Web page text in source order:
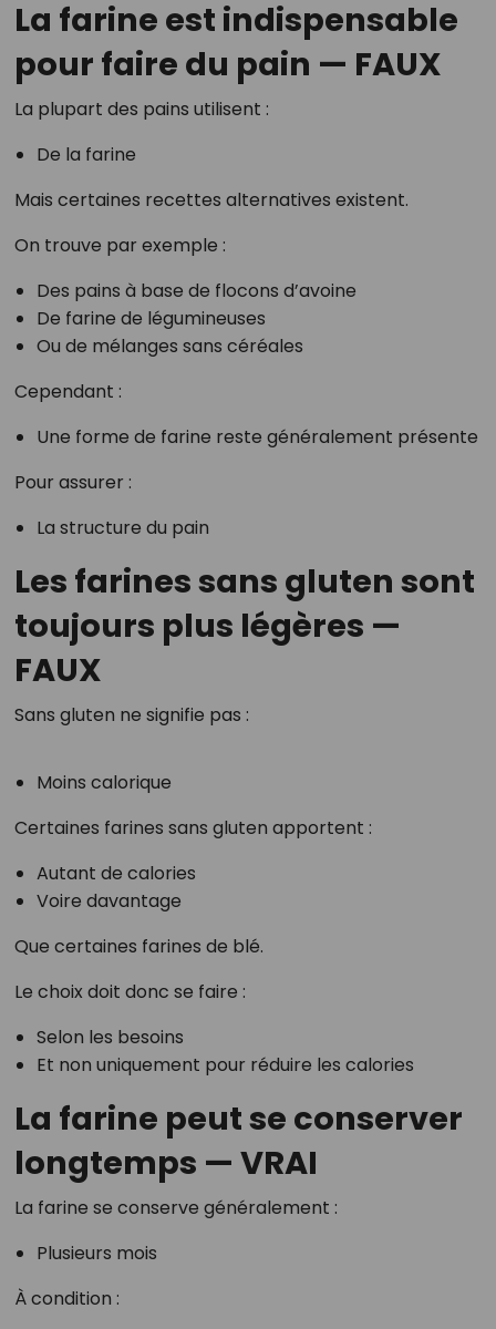
La farine est indispensable
pour faire du pain — FAUX
La plupart des pains utilisent :
De la farine
Mais certaines recettes alternatives existent.
On trouve par exemple :
Des pains à base de flocons d’avoine
De farine de légumineuses
Ou de mélanges sans céréales
Cependant :
Une forme de farine reste généralement présente
Pour assurer :
La structure du pain
Les farines sans gluten sont
toujours plus légères —
FAUX
Sans gluten ne signifie pas :
Moins calorique
Certaines farines sans gluten apportent :
Autant de calories
Voire davantage
Que certaines farines de blé.
Le choix doit donc se faire :
Selon les besoins
Et non uniquement pour réduire les calories
La farine peut se conserver
longtemps — VRAI
La farine se conserve généralement :
Plusieurs mois
À condition :